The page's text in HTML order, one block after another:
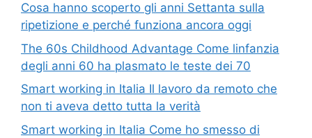
Cosa hanno scoperto gli anni Settanta sulla
ripetizione e perché funziona ancora oggi
The 60s Childhood Advantage Come linfanzia
degli anni 60 ha plasmato le teste dei 70
Smart working in Italia Il lavoro da remoto che
non ti aveva detto tutta la verità
Smart working in Italia Come ho smesso di